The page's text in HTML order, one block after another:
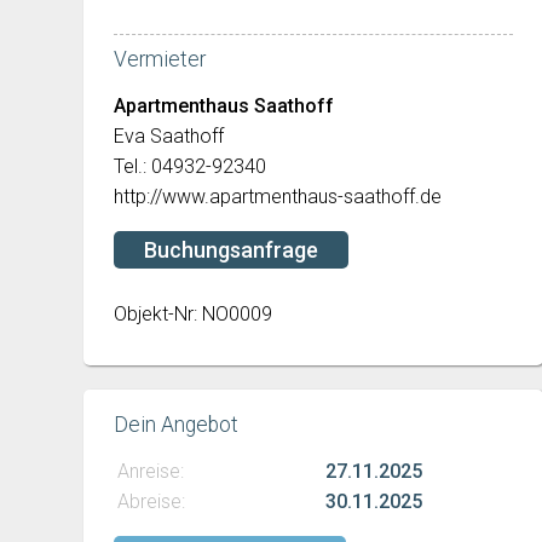
Vermieter
Apartmenthaus Saathoff
Eva Saathoff
Tel.: 04932-92340
http://www.apartmenthaus-saathoff.de
Buchungsanfrage
Objekt-Nr: NO0009
Dein Angebot
Anreise:
27.11.2025
Abreise:
30.11.2025